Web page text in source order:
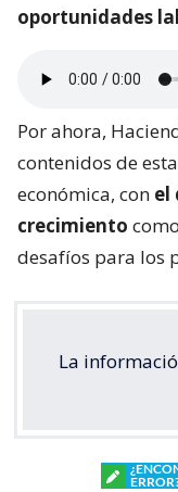
oportunidades
Por ahora,
contenidos de
económica, con el
crecimiento
desafíos para los
La